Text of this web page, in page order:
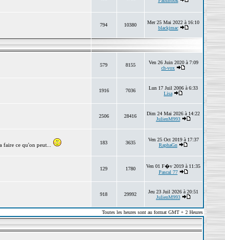
794 10380
Mer 25 Mai 2022 à 16:10
blackjmac
579 8155
Ven 26 Juin 2020 à 7:09
ch-vox
1916 7036
Lun 17 Juil 2006 à 6:33
Lisa
2506 28416
Dim 24 Mai 2026 à 14:22
JulienM993
ce qu'on peut... 183 3635
Ven 25 Oct 2019 à 17:37
RaphaGn
129 1780
Ven 01 F�v 2019 à 11:35
Pascal 77
918 29992
Jeu 23 Juil 2026 à 20:51
JulienM993
Toutes les heures sont au format GMT + 2 Heures